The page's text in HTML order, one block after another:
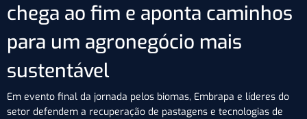
chega ao fim e aponta caminhos
para um agronegócio mais
sustentável
Em evento final da jornada pelos biomas, Embrapa e líderes do
setor defendem a recuperação de pastagens e tecnologias de